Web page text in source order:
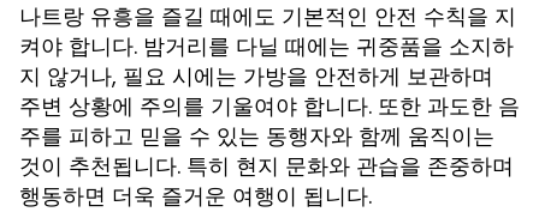
나트랑 유흥을 즐길 때에도 기본적인 안전 수칙을 지
켜야 합니다. 밤거리를 다닐 때에는 귀중품을 소지하
지 않거나, 필요 시에는 가방을 안전하게 보관하며
주변 상황에 주의를 기울여야 합니다. 또한 과도한 음
주를 피하고 믿을 수 있는 동행자와 함께 움직이는
것이 추천됩니다. 특히 현지 문화와 관습을 존중하며
행동하면 더욱 즐거운 여행이 됩니다.